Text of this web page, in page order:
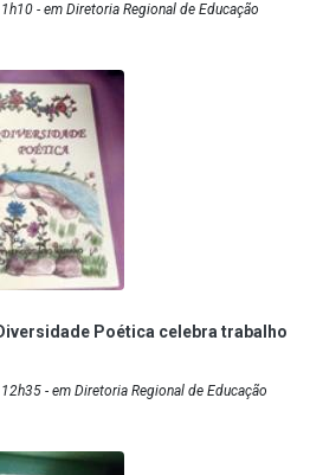
- em Diretoria Regional de Educação
Poética celebra trabalho
- em Diretoria Regional de Educação